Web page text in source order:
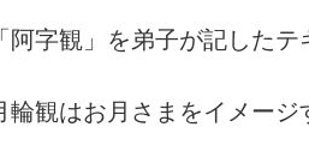
阿字観」を弟子が記したテ
輪観はお月さまをイメージ